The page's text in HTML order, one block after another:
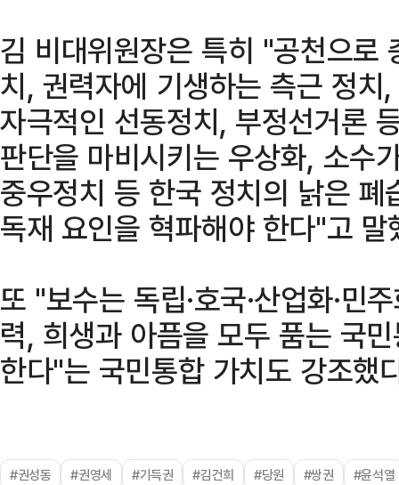
김 비대위원장은 특히 "공천으로
치, 권력자에 기생하는 측근 정
자극적인 선동정치, 부정선거론
판단을 마비시키는 우상화, 소수
중우정치 등 한국 정치의 낡은
독재 요인을 혁파해야 한다"고 말
또 "보수는 독립·호국·산업화·민
력, 희생과 아픔을 모두 품는 국
한다"는 국민통합 가치도 강조했
#권성동 #권영세 #기득권 #김건희 #당원 #쌍권 #윤석열